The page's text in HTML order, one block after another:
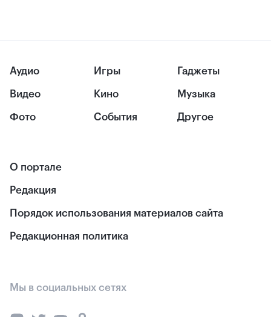
Аудио
Видео
Фото
Игры
Кино
События
Гаджеты
Музыка
Другое
О портале
Редакция
Порядок использования материалов сайта
Редакционная политика
Мы в социальных сетях